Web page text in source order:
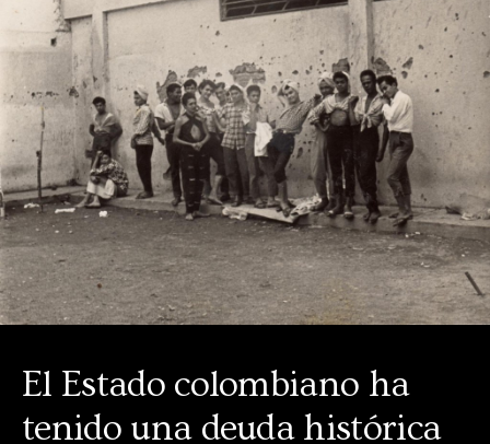
El Estado colombiano ha
tenido una deuda histórica